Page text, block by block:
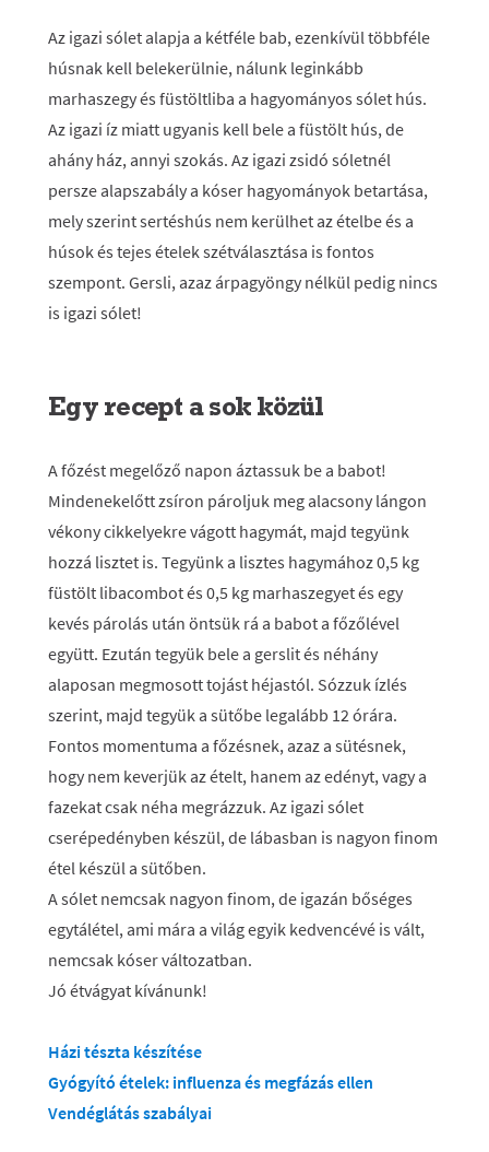
Az igazi sólet alapja a kétféle bab, ezenkívül többféle
húsnak kell belekerülnie, nálunk leginkább
marhaszegy és füstöltliba a hagyományos sólet hús.
Az igazi íz miatt ugyanis kell bele a füstölt hús, de
ahány ház, annyi szokás. Az igazi zsidó sóletnél
persze alapszabály a kóser hagyományok betartása,
mely szerint sertéshús nem kerülhet az ételbe és a
húsok és tejes ételek szétválasztása is fontos
szempont. Gersli, azaz árpagyöngy nélkül pedig nincs
is igazi sólet!
Egy recept a sok közül
A főzést megelőző napon áztassuk be a babot!
Mindenekelőtt zsíron pároljuk meg alacsony lángon
vékony cikkelyekre vágott hagymát, majd tegyünk
hozzá lisztet is. Tegyünk a lisztes hagymához 0,5 kg
füstölt libacombot és 0,5 kg marhaszegyet és egy
kevés párolás után öntsük rá a babot a főzőlével
együtt. Ezután tegyük bele a gerslit és néhány
alaposan megmosott tojást héjastól. Sózzuk ízlés
szerint, majd tegyük a sütőbe legalább 12 órára.
Fontos momentuma a főzésnek, azaz a sütésnek,
hogy nem keverjük az ételt, hanem az edényt, vagy a
fazekat csak néha megrázzuk. Az igazi sólet
cserépedényben készül, de lábasban is nagyon finom
étel készül a sütőben.
A sólet nemcsak nagyon finom, de igazán bőséges
egytálétel, ami mára a világ egyik kedvencévé is vált,
nemcsak kóser változatban.
Jó étvágyat kívánunk!
Házi tészta készítése
Gyógyító ételek: influenza és megfázás ellen
Vendéglátás szabályai